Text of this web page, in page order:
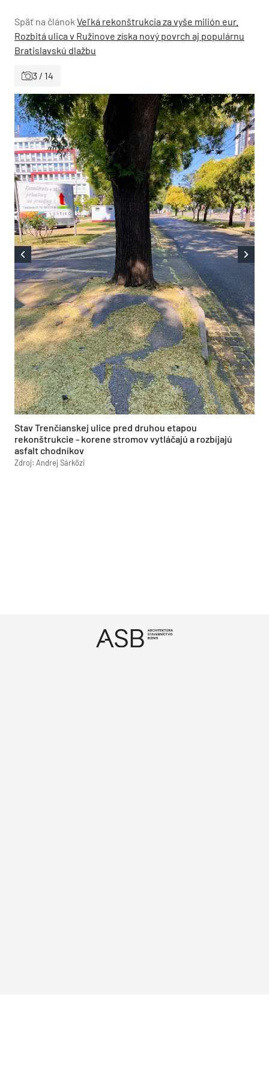
Späť na článok Veľká rekonštrukcia za vyše milión eur.
Rozbitá ulica v Ružinove získa nový povrch aj populárnu
Bratislavskú dlažbu
3 / 14
Stav Trenčianskej ulice pred druhou etapou
rekonštrukcie - korene stromov vytláčajú a rozbíjajú
asfalt chodníkov
Zdroj: Andrej Sárközi